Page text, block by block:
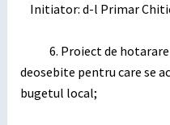
Initiator: d-l Primar
6. Proiect de hotarare
deosebite pentru care se
bugetul local;